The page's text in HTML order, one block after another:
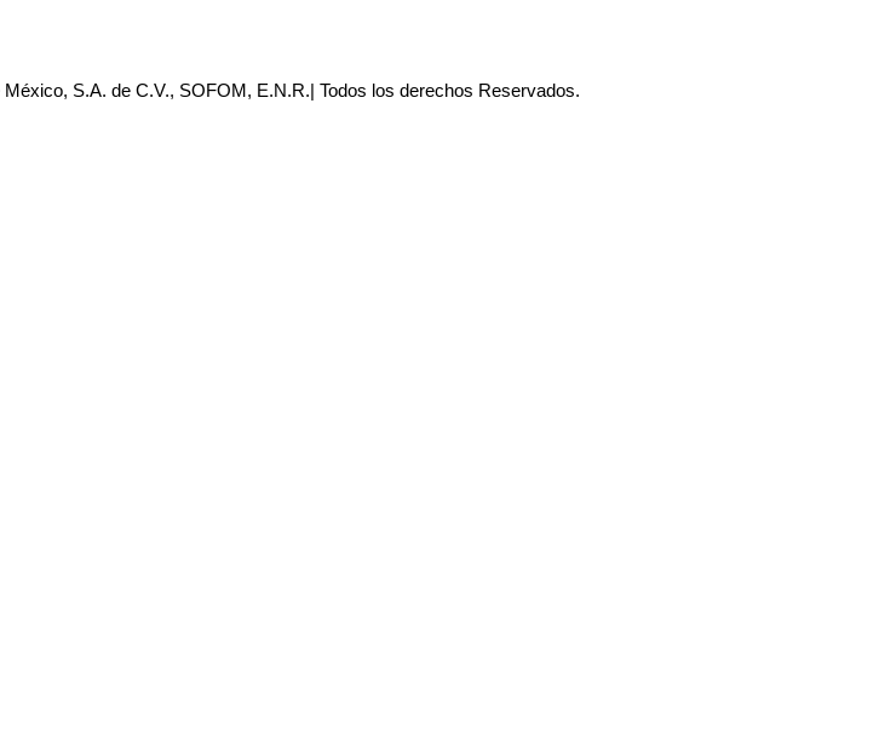
S.A. de C.V., SOFOM, E.N.R.| Todos los derechos Reservados.